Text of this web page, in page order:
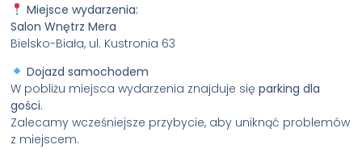
Miejsce wydarzenia:
Salon Wnętrz Mera
Bielsko-Biała, ul. Kustronia 63
Dojazd samochodem
W pobliżu miejsca wydarzenia znajduje się parking dla
gości.
Zalecamy wcześniejsze przybycie, aby uniknąć problemów
z miejscem.